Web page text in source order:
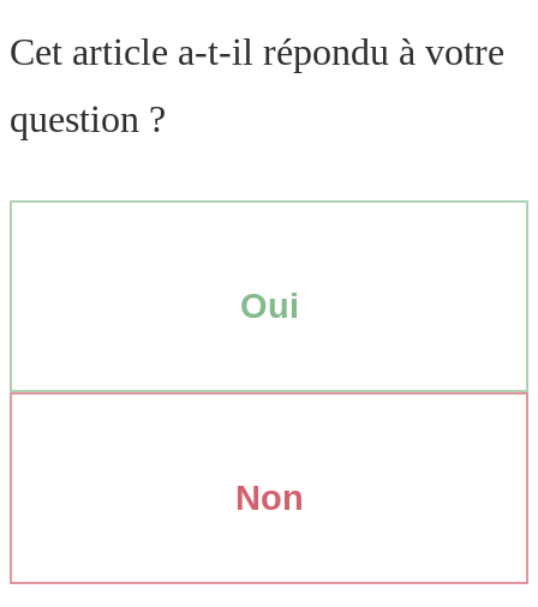
Cet article a-t-il répondu à votre
question ?
Oui
Non